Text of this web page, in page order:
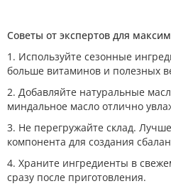
Советы от экспертов для
1. Используйте сезонные
больше витаминов и полезных
2. Добавляйте натуральные
миндальное масло отлично
3. Не перегружайте склад.
компонента для создания
4. Храните ингредиенты в
сразу после приготовления.